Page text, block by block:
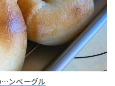
…ンベーグル